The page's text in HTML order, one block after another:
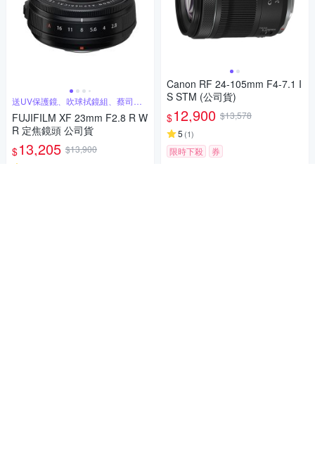
送UV保護鏡、吹球拭鏡組、蔡司拭
鏡紙
FUJIFILM XF 23mm F2.8 R W
R 定焦鏡頭 公司貨
$13,205 $13,900
Canon RF 24-105mm F4-7.1 I
S STM (公司貨)
$12,900 $13,578
5 (1)
限時下殺 券